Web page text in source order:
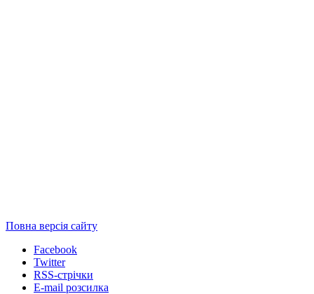
Повна версія сайту
Facebook
Twitter
RSS-стрічки
E-mail розсилка